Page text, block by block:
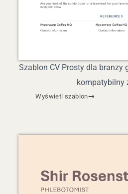
Szablon CV Prosty dla branzy
kompatybilny
Wyświetl szablon